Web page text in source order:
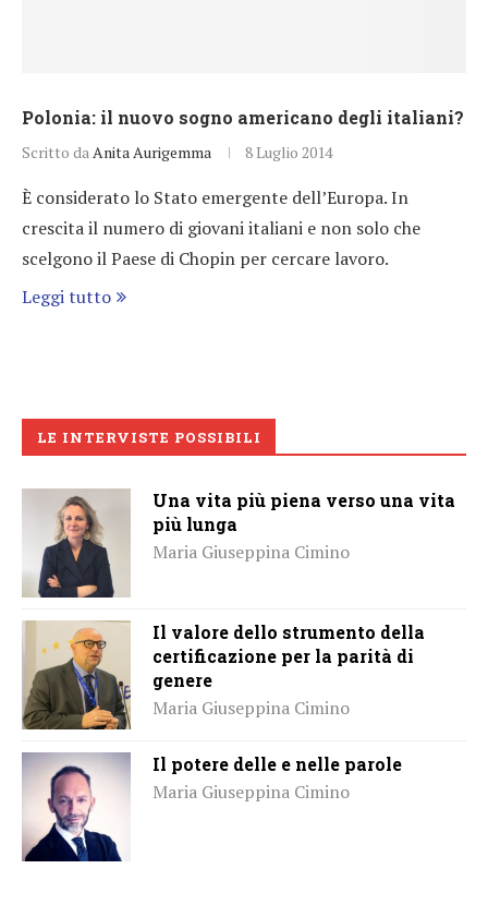
Polonia: il nuovo sogno americano degli italiani?
Scritto da Anita Aurigemma 8 Luglio 2014
È considerato lo Stato emergente dell’Europa. In
crescita il numero di giovani italiani e non solo che
scelgono il Paese di Chopin per cercare lavoro.
Leggi tutto
LE INTERVISTE POSSIBILI
Una vita più piena verso una vita
più lunga
Maria Giuseppina Cimino
Il valore dello strumento della
certificazione per la parità di
genere
Maria Giuseppina Cimino
Il potere delle e nelle parole
Maria Giuseppina Cimino